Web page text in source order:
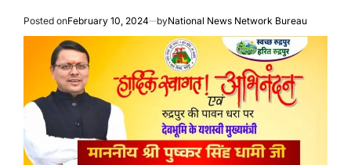
Posted onFebruary 10, 2024 byNational News Network Bureau